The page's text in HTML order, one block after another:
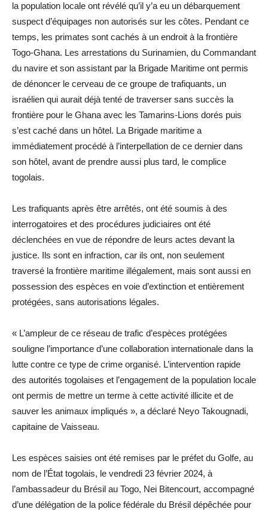
la population locale ont révélé qu’il y’a eu un débarquement
suspect d’équipages non autorisés sur les côtes. Pendant ce
temps, les primates sont cachés à un endroit à la frontière
Togo-Ghana. Les arrestations du Surinamien, du Commandant
du navire et son assistant par la Brigade Maritime ont permis
de dénoncer le cerveau de ce groupe de trafiquants, un
israélien qui aurait déjà tenté de traverser sans succès la
frontière pour le Ghana avec les Tamarins-Lions dorés puis
s’est caché dans un hôtel. La Brigade maritime a
immédiatement procédé à l’interpellation de ce dernier dans
son hôtel, avant de prendre aussi plus tard, le complice
togolais.
Les trafiquants après être arrêtés, ont été soumis à des
interrogatoires et des procédures judiciaires ont été
déclenchées en vue de répondre de leurs actes devant la
justice. Ils sont en infraction, car ils ont, non seulement
traversé la frontière maritime illégalement, mais sont aussi en
possession des espèces en voie d’extinction et entièrement
protégées, sans autorisations légales.
« L’ampleur de ce réseau de trafic d’espèces protégées
souligne l’importance d’une collaboration internationale dans la
lutte contre ce type de crime organisé. L’intervention rapide
des autorités togolaises et l’engagement de la population locale
ont permis de mettre un terme à cette activité illicite et de
sauver les animaux impliqués », a déclaré Neyo Takougnadi,
capitaine de Vaisseau.
Les espèces saisies ont été remises par le préfet du Golfe, au
nom de l’État togolais, le vendredi 23 février 2024, à
l’ambassadeur du Brésil au Togo, Nei Bitencourt, accompagné
d’une délégation de la police fédérale du Brésil dépêchée pour